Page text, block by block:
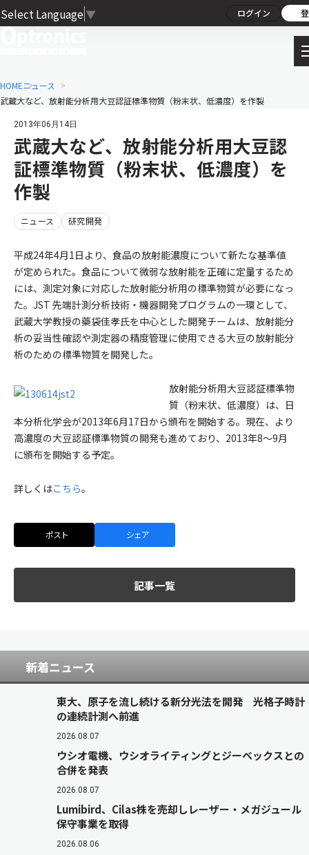
Select Language ▼ ログイン
HOMEニュース
武蔵大など、放射能分析用大豆認証標準物質（粉末状、低濃度）を作製
2013年06月14日
武蔵大など、放射能分析用大豆認
証標準物質（粉末状、低濃度）を
作製
ニュース 研究開発
平成24年4月1日より、食品の放射能濃度について新たな基準値
が定められた。食品について微弱な放射能を正確に定量するため
には、測定対象に対応した放射能分析用の標準物質が必要になっ
た。JST 先端計測分析技術・機器開発プログラムの一環として、
武蔵大学教授の藥袋佳孝氏を中心とした開発チームは、放射能分
析の妥当性確認や測定器の精度管理に使用できる大豆の放射能分
析のための標準物質を開発した。
放射能分析用大豆認証標準物
質（粉末状、低濃度）は、日
本分析化学会が2013年6月17日から頒布を開始する。現在、より
高濃度の大豆認証標準物質の開発も進めており、2013年8～9月
に頒布を開始する予定。
詳しくはこちら。
ポスト シェア
記事一覧
新着ニュース
東大、原子を流し続ける新分光法を開発 光格子時計
の連続計測へ前進
2026.08.07
ウシオ電機、ウシオライティングとジーベックスとの
合併を発表
2026.08.07
Lumibird、Cilas株を売却しレーザー・メガジュール
保守事業を取得
2026.08.06